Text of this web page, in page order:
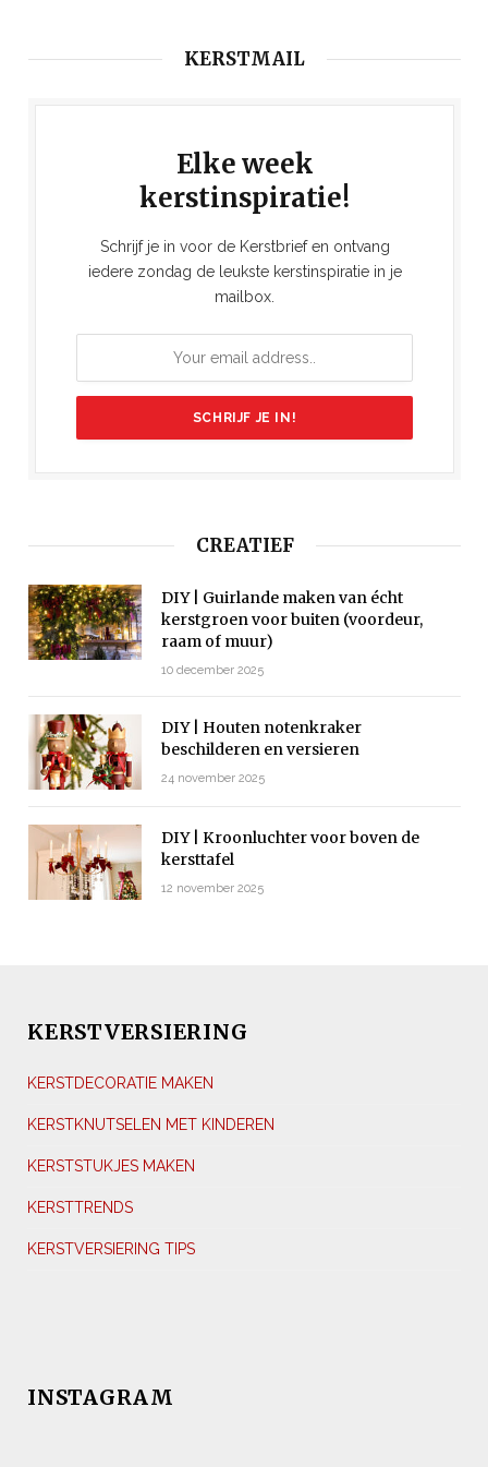
KERSTMAIL
Elke week
kerstinspiratie!
Schrijf je in voor de Kerstbrief en ontvang
iedere zondag de leukste kerstinspiratie in je
mailbox.
CREATIEF
DIY | Guirlande maken van écht
kerstgroen voor buiten (voordeur,
raam of muur)
10 december 2025
DIY | Houten notenkraker
beschilderen en versieren
24 november 2025
DIY | Kroonluchter voor boven de
kersttafel
12 november 2025
KERSTVERSIERING
KERSTDECORATIE MAKEN
KERSTKNUTSELEN MET KINDEREN
KERSTSTUKJES MAKEN
KERSTTRENDS
KERSTVERSIERING TIPS
INSTAGRAM